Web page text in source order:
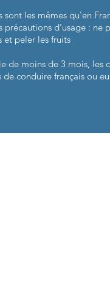
sont les mêmes qu'en
précautions d’usage : ne
et peler les fruits
de moins de 3 mois, les
conduire français ou